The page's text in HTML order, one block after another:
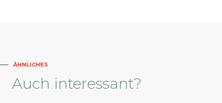
ÄHNLICHES
Auch interessant?